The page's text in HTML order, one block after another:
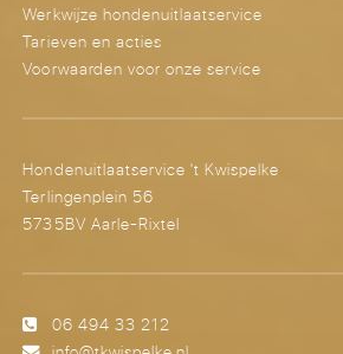
Werkwijze hondenuitlaatservice
Tarieven en acties
Voorwaarden voor onze service
Hondenuitlaatservice 't Kwispelke
Terlingenplein 56
5735BV Aarle-Rixtel
06 494 33 212